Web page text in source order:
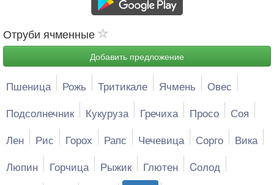
Отруби ячменные
Добавить предложение
Пшеница Рожь Тритикале Ячмень
Овес
Подсолнечник
Кукуруза Гречиха Просо
Соя
Лен
Рис Горох Рапс Чечевица Сорго
Вика
Люпин
Горчица Рыжик Глютен
Cолод